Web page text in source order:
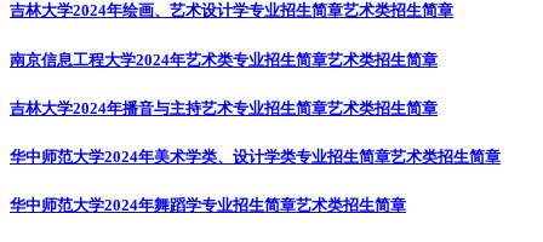
吉林大学2024年绘画、艺术设计学专业招生简章艺术类招生简章
南京信息工程大学2024年艺术类专业招生简章艺术类招生简章
吉林大学2024年播音与主持艺术专业招生简章艺术类招生简章
华中师范大学2024年美术学类、设计学类专业招生简章艺术类招生简章
华中师范大学2024年舞蹈学专业招生简章艺术类招生简章